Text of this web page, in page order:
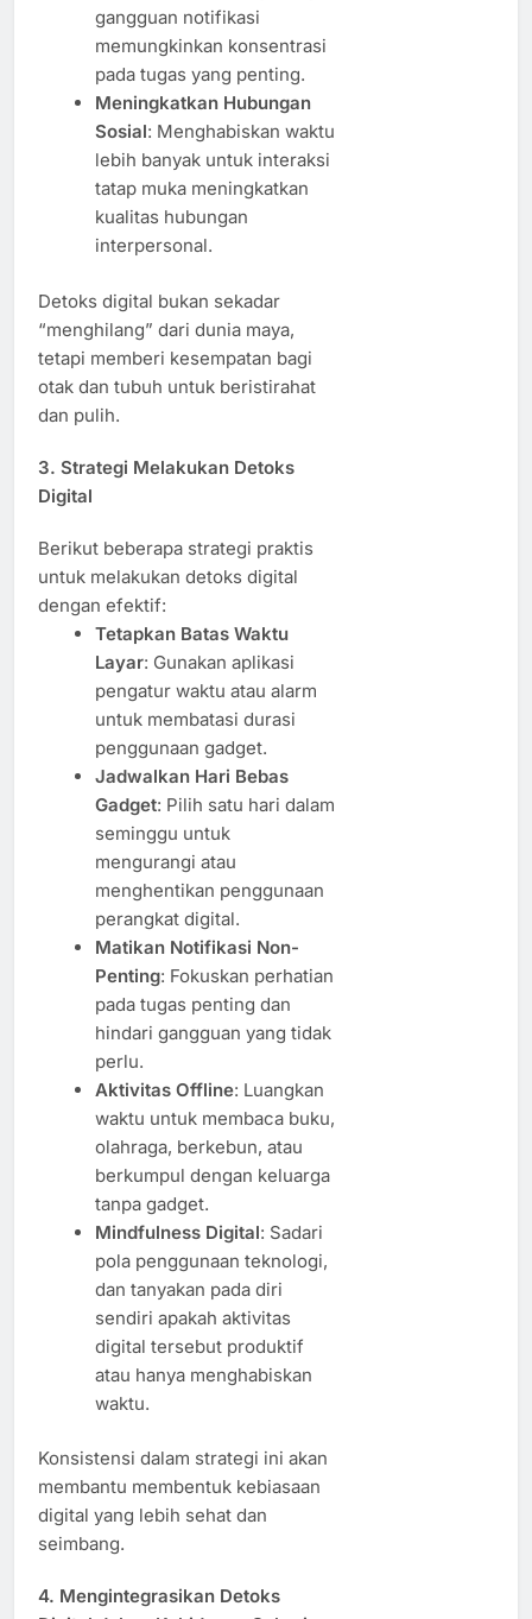
gangguan notifikasi
memungkinkan konsentrasi
pada tugas yang penting.
Meningkatkan Hubungan
Sosial: Menghabiskan waktu
lebih banyak untuk interaksi
tatap muka meningkatkan
kualitas hubungan
interpersonal.
Detoks digital bukan sekadar
“menghilang” dari dunia maya,
tetapi memberi kesempatan bagi
otak dan tubuh untuk beristirahat
dan pulih.
3. Strategi Melakukan Detoks
Digital
Berikut beberapa strategi praktis
untuk melakukan detoks digital
dengan efektif:
Tetapkan Batas Waktu
Layar: Gunakan aplikasi
pengatur waktu atau alarm
untuk membatasi durasi
penggunaan gadget.
Jadwalkan Hari Bebas
Gadget: Pilih satu hari dalam
seminggu untuk
mengurangi atau
menghentikan penggunaan
perangkat digital.
Matikan Notifikasi Non-
Penting: Fokuskan perhatian
pada tugas penting dan
hindari gangguan yang tidak
perlu.
Aktivitas Offline: Luangkan
waktu untuk membaca buku,
olahraga, berkebun, atau
berkumpul dengan keluarga
tanpa gadget.
Mindfulness Digital: Sadari
pola penggunaan teknologi,
dan tanyakan pada diri
sendiri apakah aktivitas
digital tersebut produktif
atau hanya menghabiskan
waktu.
Konsistensi dalam strategi ini akan
membantu membentuk kebiasaan
digital yang lebih sehat dan
seimbang.
4. Mengintegrasikan Detoks